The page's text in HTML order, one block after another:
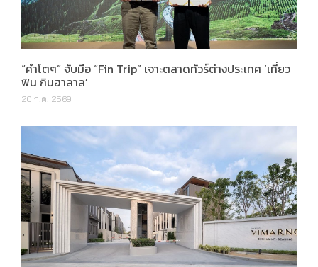
“คำโตๆ” จับมือ “Fin Trip” เจาะตลาดทัวร์ต่างประเทศ ‘เที่ยว
ฟิน กินฮาลาล’
20 ก.ค. 2569